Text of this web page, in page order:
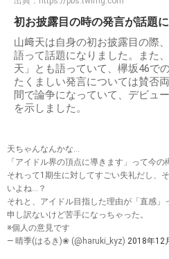
初お披露目の時の発言が話題
山﨑天は自身の初お披露目の際
語って話題になりました。また
天」とも語っていて、欅坂46で
たくましい発言については賛否
間で論争になっていて、デビュ
を示しました。
天ちゃんなんかな…
「アイドル界の頂点に導きます」って今
それって1期生に対してすごい失礼だし、
いよね…？
それと、アイドル目指した理由が「直感
申し訳ないけど苦手になっちゃった。
※個人の意見です
— 晴季(はるき)❀ (@haruki_kyz) 2018年12